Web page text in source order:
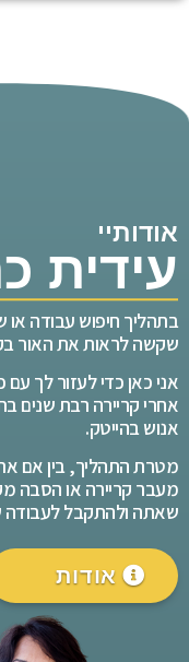
אודותיי
עידית
בתהליך חיפוש עבודה
שקשה לראות את האור
אני כאן כדי לעזור לך עם
אחרי קריירה רבת שנים
אנוש בהייטק.
מטרת התהליך, בין אם
מעבר קריירה או הסבה
שאתה ולהתקבל
אודות